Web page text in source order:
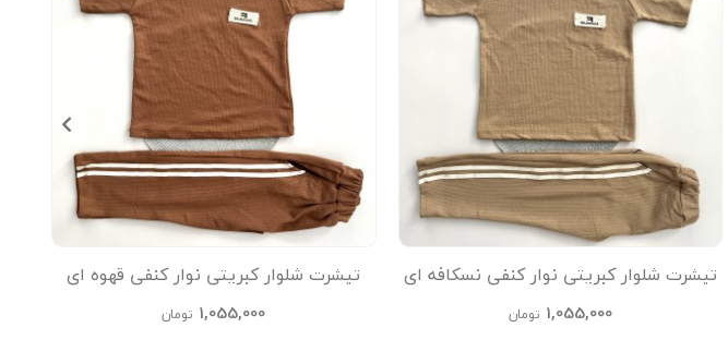
تیشرت شلوار کبریتی نوار کنفی نسکافه ای
kids
1,055,000 تومان
تیشرت شلوار کبریتی نوار کنفی قهوه ای
kids
1,055,000 تومان